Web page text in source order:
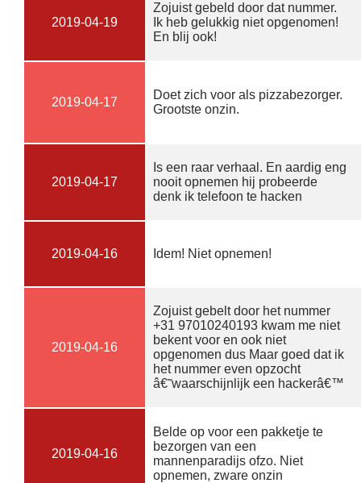
2019-04-19
Zojuist gebeld door dat nummer.
Ik heb gelukkig niet opgenomen!
En blij ook!
2019-04-17
Doet zich voor als pizzabezorger.
Grootste onzin.
2019-04-17
Is een raar verhaal. En aardig eng
nooit opnemen hij probeerde
denk ik telefoon te hacken
2019-04-16 Idem! Niet opnemen!
2019-04-16
Zojuist gebelt door het nummer
+31 97010240193 kwam me niet
bekent voor en ook niet
opgenomen dus Maar goed dat ik
het nummer even opzocht
â€˜waarschijnlijk een hackerâ€™
2019-04-16
Belde op voor een pakketje te
bezorgen van een
mannenparadijs ofzo. Niet
opnemen, zware onzin